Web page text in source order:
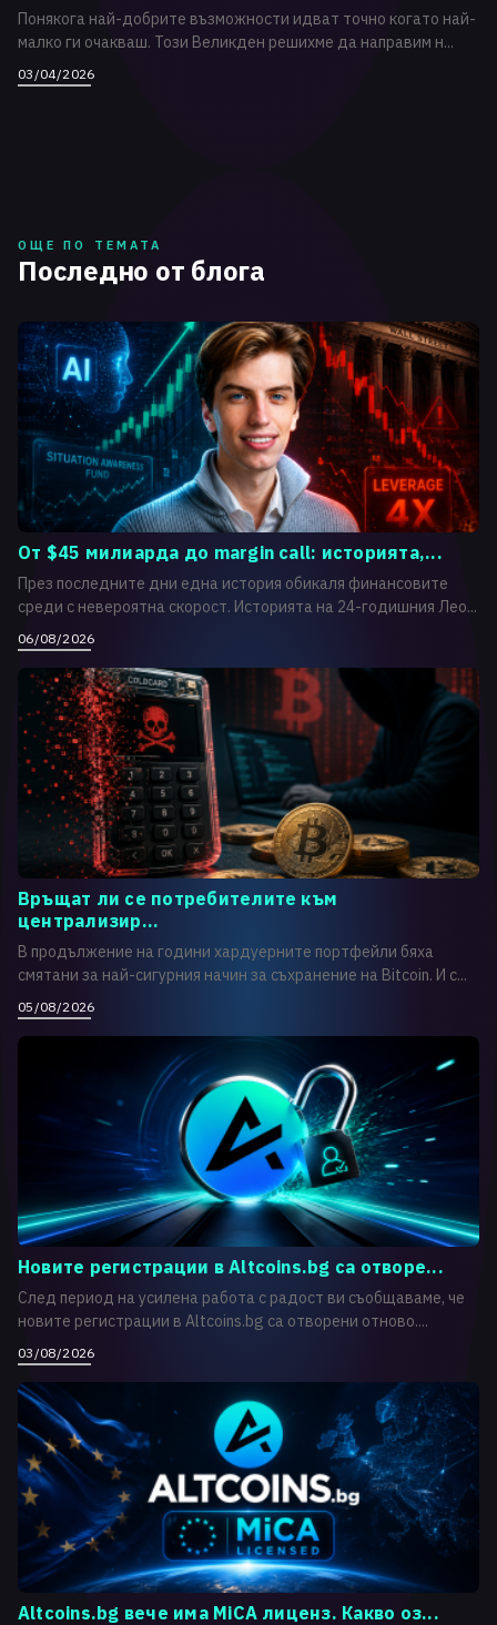
Понякога най-добрите възможности идват точно когато най-
малко ги очакваш. Този Великден решихме да направим н...
03/04/2026
ОЩЕ ПО ТЕМАТА
Последно от блога
От $45 милиарда до margin call: историята,...
През последните дни една история обикаля финансовите
среди с невероятна скорост. Историята на 24-годишния Лео...
06/08/2026
Връщат ли се потребителите към
централизир...
В продължение на години хардуерните портфейли бяха
смятани за най-сигурния начин за съхранение на Bitcoin. И с...
05/08/2026
Новите регистрации в Altcoins.bg са отворе...
След период на усилена работа с радост ви съобщаваме, че
новите регистрации в Altcoins.bg са отворени отново....
03/08/2026
Altcoins.bg вече има MiCA лиценз. Какво оз...